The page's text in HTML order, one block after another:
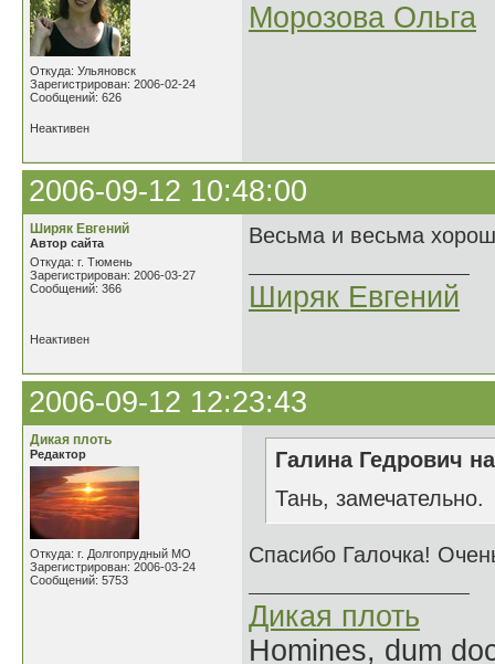
Откуда: Ульяновск
Зарегистрирован: 2006-02-24
Сообщений: 626
Морозова Ольга
Неактивен
2006-09-12 10:48:00
Ширяк Евгений
Автор сайта
Откуда: г. Тюмень
Зарегистрирован: 2006-03-27
Сообщений: 366
Весьма и весьма
Ширяк Евгений
Неактивен
2006-09-12 12:23:43
Дикая плоть
Редактор
Откуда: г. Долгопрудный МО
Зарегистрирован: 2006-03-24
Сообщений: 5753
Галина Гедрович
Тань, замечательно.
Спасибо Галочка!
Дикая плоть
Homines, dum